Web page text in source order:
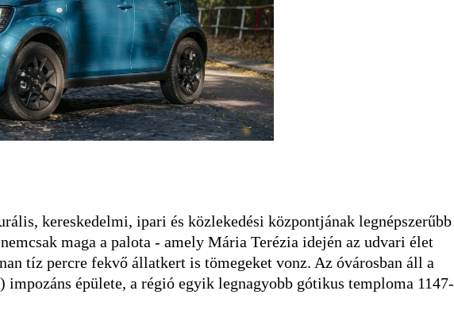
kereskedelmi, ipari és közlekedési központjának legnépszerűbb
maga a palota - amely Mária Terézia idején az udvari élet
tíz percre fekvő állatkert is tömegeket vonz. Az óvárosban áll a
impozáns épülete, a régió egyik legnagyobb gótikus temploma 1147-